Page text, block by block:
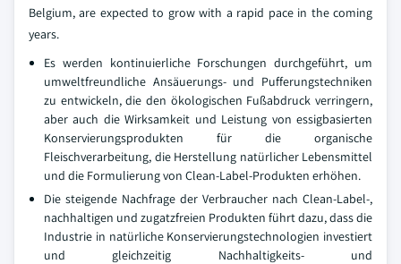
Belgium, are expected to grow with a rapid pace in the coming
years.
Es werden kontinuierliche Forschungen durchgeführt, um
umweltfreundliche Ansäuerungs- und Pufferungstechniken
zu entwickeln, die den ökologischen Fußabdruck verringern,
aber auch die Wirksamkeit und Leistung von essigbasierten
Konservierungsprodukten für die organische
Fleischverarbeitung, die Herstellung natürlicher Lebensmittel
und die Formulierung von Clean-Label-Produkten erhöhen.
Die steigende Nachfrage der Verbraucher nach Clean-Label-,
nachhaltigen und zugatzfreien Produkten führt dazu, dass die
Industrie in natürliche Konservierungstechnologien investiert
und gleichzeitig Nachhaltigkeits- und